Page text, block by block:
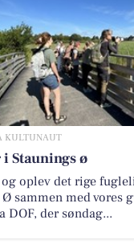
KULTUNAUT
Staunings ø
oplev det rige
sammen med vores
DOF, der søndag...